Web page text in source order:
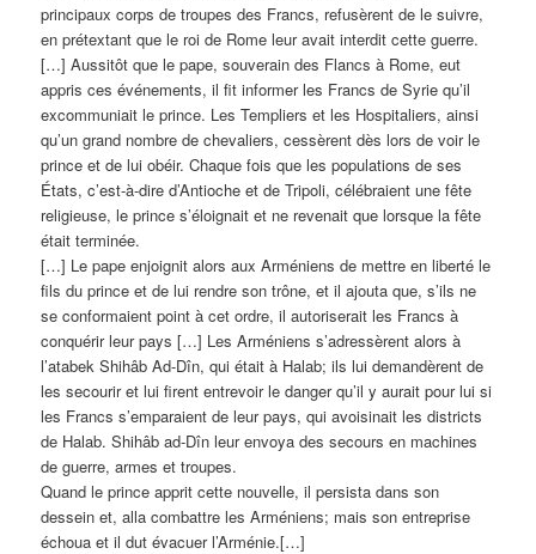
principaux corps de troupes des Francs, refusèrent de le suivre,
en prétextant que le roi de Rome leur avait interdit cette guerre.
[…] Aussitôt que le pape, souverain des Flancs à Rome, eut
appris ces événements, il fit informer les Francs de Syrie qu’il
excommuniait le prince. Les Templiers et les Hospitaliers, ainsi
qu’un grand nombre de chevaliers, cessèrent dès lors de voir le
prince et de lui obéir. Chaque fois que les populations de ses
États, c’est-à-dire d’Antioche et de Tripoli, célébraient une fête
religieuse, le prince s’éloignait et ne revenait que lorsque la fête
était terminée.
[…] Le pape enjoignit alors aux Arméniens de mettre en liberté le
fils du prince et de lui rendre son trône, et il ajouta que, s’ils ne
se conformaient point à cet ordre, il autoriserait les Francs à
conquérir leur pays […] Les Arméniens s’adressèrent alors à
l’atabek Shihâb Ad-Dîn, qui était à Halab; ils lui demandèrent de
les secourir et lui firent entrevoir le danger qu’il y aurait pour lui si
les Francs s’emparaient de leur pays, qui avoisinait les districts
de Halab. Shihâb ad-Dîn leur envoya des secours en machines
de guerre, armes et troupes.
Quand le prince apprit cette nouvelle, il persista dans son
dessein et, alla combattre les Arméniens; mais son entreprise
échoua et il dut évacuer l’Arménie.[…]